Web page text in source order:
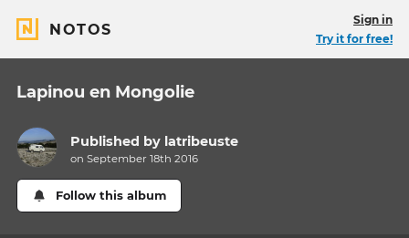
NOTOS
Sign in
Try it for free!
Lapinou en Mongolie
Published by latribeuste
on September 18th 2016
Follow this album